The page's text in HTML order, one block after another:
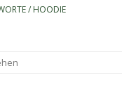
/ HOODIE